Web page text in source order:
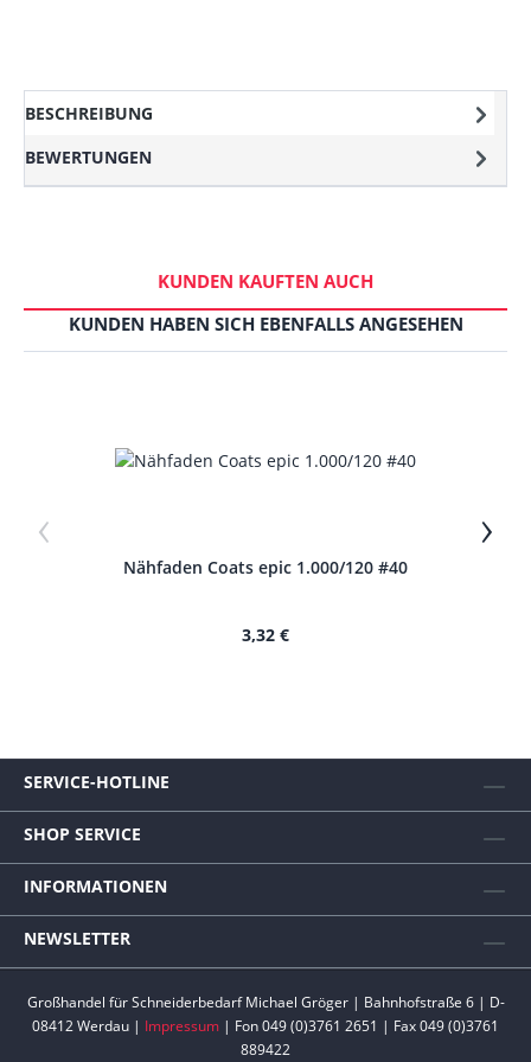
BESCHREIBUNG
BEWERTUNGEN
KUNDEN KAUFTEN AUCH
KUNDEN HABEN SICH EBENFALLS ANGESEHEN
‹
Nähfaden Coats epic 1.000/120 #40
3,32 €
›
SERVICE-HOTLINE
SHOP SERVICE
INFORMATIONEN
NEWSLETTER
Großhandel für Schneiderbedarf Michael Gröger | Bahnhofstraße 6 | D-
08412 Werdau | Impressum | Fon 049 (0)3761 2651 | Fax 049 (0)3761
889422